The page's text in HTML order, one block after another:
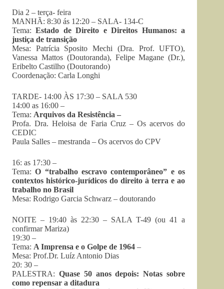
Dia 2 – terça- feira
MANHÃ: 8:30 ás 12:20 – SALA- 134-C
Tema:Estado de Direito e Direitos Humanos: a
justiça de transição
Mesa: Patrícia Sposito Mechi (Dra. Prof. UFTO),
Vanessa Mattos (Doutoranda), Felipe Magane (Dr.),
Eribelto Castilho (Doutorando)
Coordenação: Carla Longhi
TARDE- 14:00 ÀS 17:30 – SALA 530
14:00 as 16:00 –
Tema: Arquivos da Resistência –
Profa. Dra. Heloisa de Faria Cruz – Os acervos do
CEDIC
Paula Salles – mestranda – Os acervos do CPV
16: as 17:30 –
Tema:O “trabalho escravo contemporâneo” e os
contextos histórico-jurídicos do direito à terra e ao
trabalho no Brasil
Mesa: Rodrigo Garcia Schwarz – doutorando
NOITE – 19:40 às 22:30 – SALA T-49 (ou 41 a
confirmar Mariza)
19:30 –
Tema: A Imprensa e o Golpe de 1964 –
Mesa: Prof.Dr. Luíz Antonio Dias
20: 30 –
PALESTRA: Quase 50 anos depois: Notas sobre
como repensar a ditadura